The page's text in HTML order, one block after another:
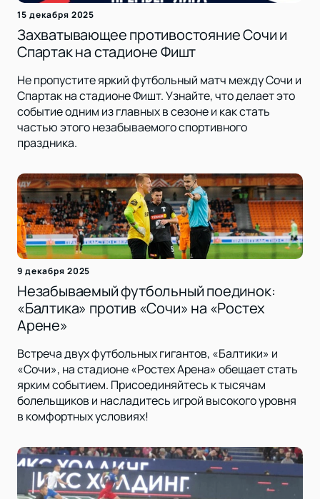
15 декабря 2025
Захватывающее противостояние Сочи и
Спартак на стадионе Фишт
Не пропустите яркий футбольный матч между Сочи и
Спартак на стадионе Фишт. Узнайте, что делает это
событие одним из главных в сезоне и как стать
частью этого незабываемого спортивного
праздника.
9 декабря 2025
Незабываемый футбольный поединок:
«Балтика» против «Сочи» на «Ростех
Арене»
Встреча двух футбольных гигантов, «Балтики» и
«Сочи», на стадионе «Ростех Арена» обещает стать
ярким событием. Присоединяйтесь к тысячам
болельщиков и насладитесь игрой высокого уровня
в комфортных условиях!